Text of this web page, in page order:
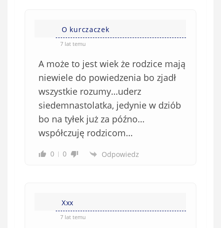
O kurczaczek
7 lat temu
A może to jest wiek że rodzice mają
niewiele do powiedzenia bo zjadł
wszystkie rozumy…uderz
siedemnastolatka, jedynie w dziób
bo na tyłek już za późno…
współczuję rodzicom…
0 0 Odpowiedz
Xxx
7 lat temu